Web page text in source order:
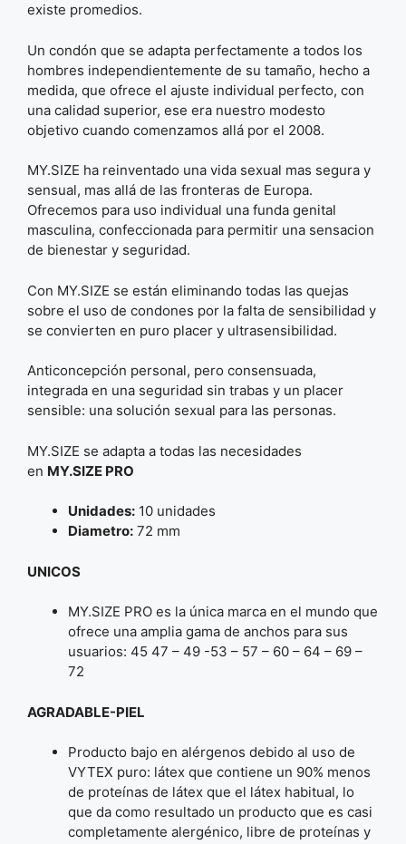
existe promedios.
Un condón que se adapta perfectamente a todos los
hombres independientemente de su tamaño, hecho a
medida, que ofrece el ajuste individual perfecto, con
una calidad superior, ese era nuestro modesto
objetivo cuando comenzamos allá por el 2008.
MY.SIZE ha reinventado una vida sexual mas segura y
sensual, mas allá de las fronteras de Europa.
Ofrecemos para uso individual una funda genital
masculina, confeccionada para permitir una sensacion
de bienestar y seguridad.
Con MY.SIZE se están eliminando todas las quejas
sobre el uso de condones por la falta de sensibilidad y
se convierten en puro placer y ultrasensibilidad.
Anticoncepción personal, pero consensuada,
integrada en una seguridad sin trabas y un placer
sensible: una solución sexual para las personas.
MY.SIZE se adapta a todas las necesidades
en MY.SIZE PRO
Unidades: 10 unidades
Diametro: 72 mm
UNICOS
MY.SIZE PRO es la única marca en el mundo que
ofrece una amplia gama de anchos para sus
usuarios: 45 47 – 49 -53 – 57 – 60 – 64 – 69 –
72
AGRADABLE-PIEL
Producto bajo en alérgenos debido al uso de
VYTEX puro: látex que contiene un 90% menos
de proteínas de látex que el látex habitual, lo
que da como resultado un producto que es casi
completamente alergénico, libre de proteínas y